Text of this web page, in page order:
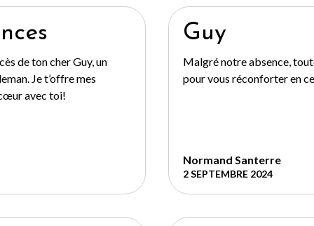
de ton cher Guy, un
Je t’offre mes
avec toi!
Guy
Malgré notre absence,
pour vous réconforter en
Normand Santerre
2 SEPTEMBRE 2024